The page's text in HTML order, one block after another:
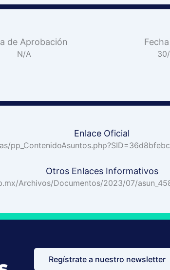
de Aprobación
N/A
Enlace Oficial
Otros Enlaces Informativos
Archivos/Documentos/2023/07/
Regístrate a nuestro newsletter